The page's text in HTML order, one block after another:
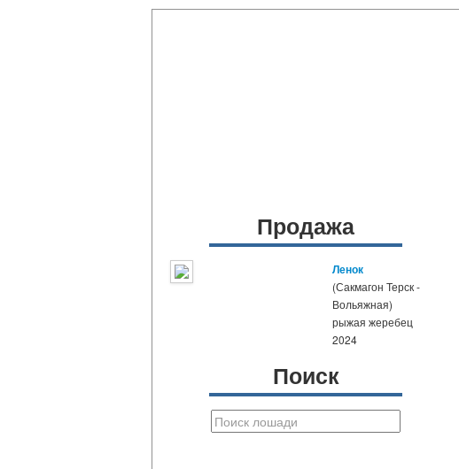
Продажа
Ленок
(Сакмагон Терск -
Вольяжная)
рыжая жеребец
2024
Поиск